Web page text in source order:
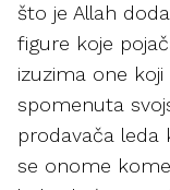
što je Allah
figure koje
izuzima one
spomenuta
prodavača leda
se onome